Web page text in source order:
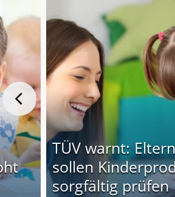
TÜV warnt:
sollen
sorgfältig prüfen